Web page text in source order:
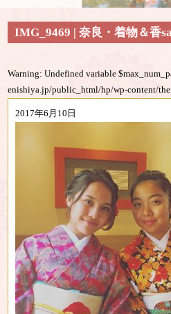
IMG_9469 | 奈良・着物＆香
Warning: Undefined variable
enishiya.jp/public_html/hp/wp-content/
2017年6月10日